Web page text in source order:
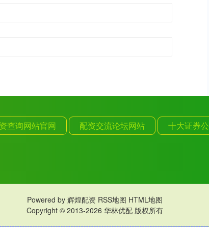
查询网站官网 配资交流论坛网站 十大证券
Powered by 辉煌配资 RSS地图 HTML地图
Copyright © 2013-2026 华林优配 版权所有